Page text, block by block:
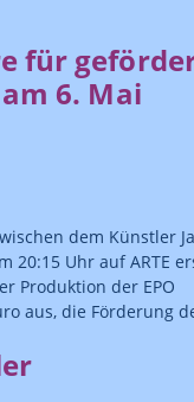
für
6. Mai
dem Künstler
20:15 Uhr auf ARTE
Produktion der EPO
aus, die Förderung